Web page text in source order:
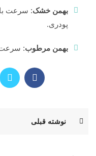
بهمن خشک
پودری.
بهمن مرطوب: سرعت
نوشته قبلی